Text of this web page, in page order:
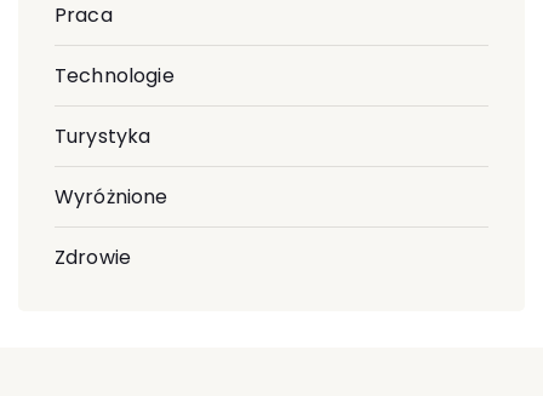
Praca
Technologie
Turystyka
Wyróżnione
Zdrowie